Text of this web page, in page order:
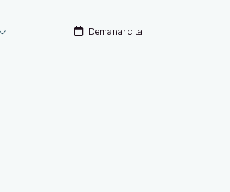
Demanar cita